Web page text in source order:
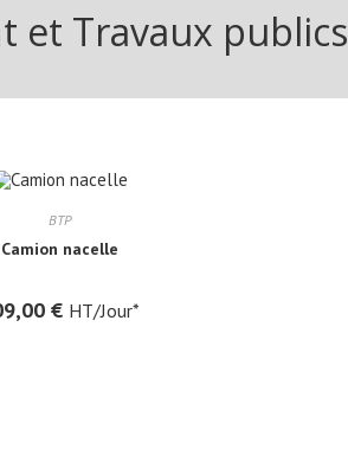
et Travaux publics
BTP
Camion nacelle
€ HT/Jour*